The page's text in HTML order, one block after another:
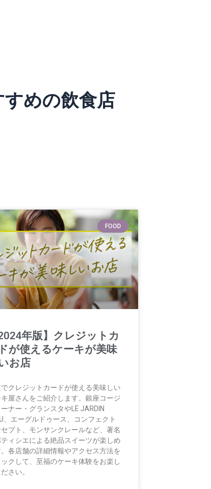
めの飲食店
FOOD
2024年版】クレジットカ
が使えるケーキが美味
お店
クレジットカードが使える美味しい
屋さんをご紹介します。銀座コージ
ナー・グランスタやLE JARDIN
、エーグルドゥース、コンフェクト
セプト、モンサンクレールなど、著名
ィシエによる絶品スイーツが楽しめ
。各店舗の詳細情報やアクセス方法を
クして、至福のケーキ体験をお楽し
さい。